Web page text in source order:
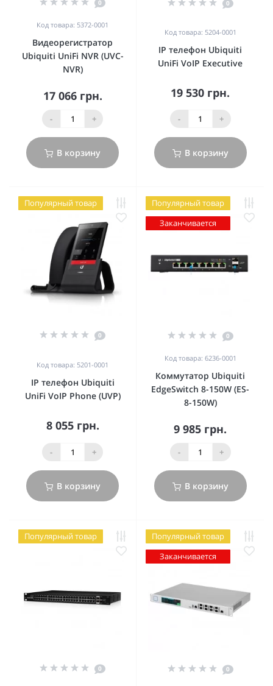
0
Код товара: 5372-0001
Видеорегистратор
Ubiquiti UniFi NVR (UVC-
NVR)
17 066 грн.
- +
В корзину
0
Код товара: 5204-0001
IP телефон Ubiquiti
UniFi VoIP Executive
19 530 грн.
- +
В корзину
Популярный товар
0
Код товара: 5201-0001
IP телефон Ubiquiti
UniFi VoIP Phone (UVP)
8 055 грн.
- +
В корзину
Популярный товар
Заканчивается
0
Код товара: 6236-0001
Коммутатор Ubiquiti
EdgeSwitch 8-150W (ES-
8-150W)
9 985 грн.
- +
В корзину
Популярный товар
0
Популярный товар
Заканчивается
0